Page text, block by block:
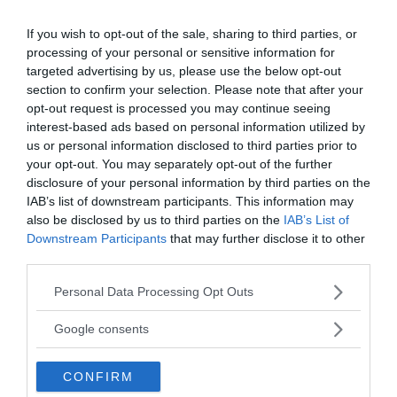
If you wish to opt-out of the sale, sharing to third parties, or
processing of your personal or sensitive information for
targeted advertising by us, please use the below opt-out
section to confirm your selection. Please note that after your
opt-out request is processed you may continue seeing
interest-based ads based on personal information utilized by
us or personal information disclosed to third parties prior to
your opt-out. You may separately opt-out of the further
disclosure of your personal information by third parties on the
IAB’s list of downstream participants. This information may
also be disclosed by us to third parties on the IAB’s List of
Downstream Participants that may further disclose it to other
Please note that this website/app uses one or more Google
not limited to your visit or usage behaviour. You may click to
use your data for below specified purposes in below Google
consent section.
Personal Data Processing Opt Outs
Google consents
CONFIRM
fotopoesi från olika utställningar.
Henry Bronett. Utställlning Galleri Art Sight. Foto: Sanja R. Juric
Till sist, ett utdrag från en av Henrys texter, ord som
manar till eftertanke:
”Tacksamhet för vart andetag växer, liksom
förmågan att känna kärlek till min mamma, även